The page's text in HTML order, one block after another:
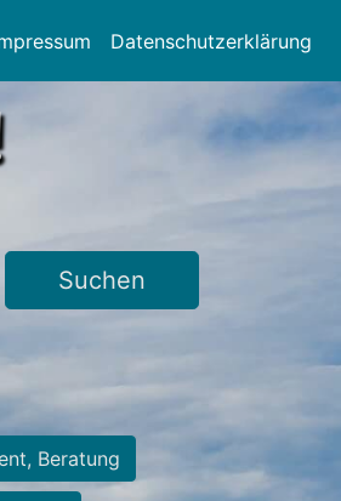
Datenschutzerklärung
Suchen
Beratung